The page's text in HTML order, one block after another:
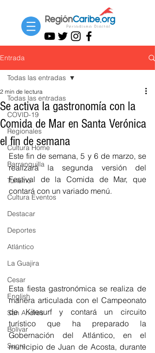
Entrada
Todas las entradas
COVID-19
Regionales
Cultura Home
Barranquilla
Turismo
Cultura Eventos
Destacar
Deportes
Atlántico
La Guajira
Cesar
English
San Andres
Bolívar
Sucre
Todas las entradas
Se activa la gastronomía con la
Comida de Mar en Santa Verónica
el fin de semana
2 min de lectura
Este fin de semana, 5 y 6 de marzo, se
realizará la segunda versión del
Festival de la Comida de Mar, que
contará con un variado menú.
Esta fiesta gastronómica se realiza de
manera articulada con el Campeonato
de Kitesurf y contará un circuito
turístico que ha preparado la
Gobernación del Atlántico, en el
municipio de Juan de Acosta, durante